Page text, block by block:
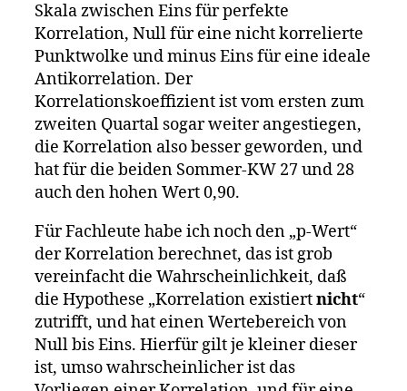
Skala zwischen Eins für perfekte
Korrelation, Null für eine nicht korrelierte
Punktwolke und minus Eins für eine ideale
Antikorrelation. Der
Korrelationskoeffizient ist vom ersten zum
zweiten Quartal sogar weiter angestiegen,
die Korrelation also besser geworden, und
hat für die beiden Sommer-KW 27 und 28
auch den hohen Wert 0,90.
Für Fachleute habe ich noch den „p-Wert“
der Korrelation berechnet, das ist grob
vereinfacht die Wahrscheinlichkeit, daß
die Hypothese „Korrelation existiertnicht“
zutrifft, und hat einen Wertebereich von
Null bis Eins. Hierfür gilt je kleiner dieser
ist, umso wahrscheinlicher ist das